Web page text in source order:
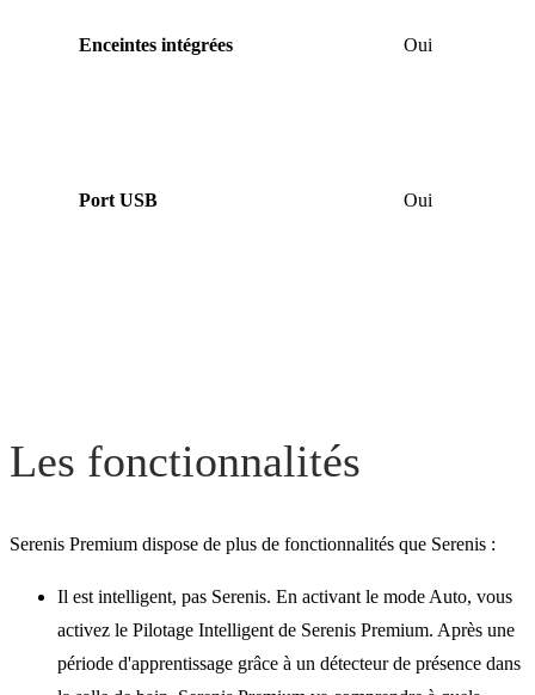
Enceintes intégrées Oui
Port USB Oui
Les fonctionnalités
Serenis Premium dispose de plus de fonctionnalités que Serenis :
Il est intelligent, pas Serenis. En activant le mode Auto, vous
activez le Pilotage Intelligent de Serenis Premium. Après une
période d'apprentissage grâce à un détecteur de présence dans